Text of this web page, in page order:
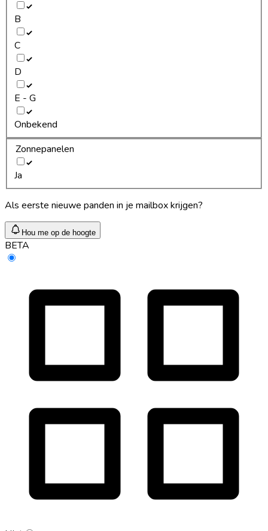
B
C
D
E - G
Onbekend
Zonnepanelen
Ja
Als eerste nieuwe panden in je mailbox krijgen?
Hou me op de hoogte
BETA